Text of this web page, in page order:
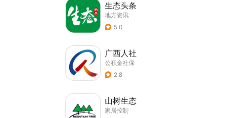
生态头条
地方资讯
5.0
广西人社
公积金社保
2.8
山树生态
家居控制